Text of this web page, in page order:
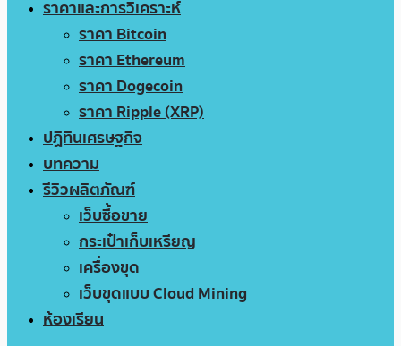
ราคาและการวิเคราะห์
ราคา Bitcoin
ราคา Ethereum
ราคา Dogecoin
ราคา Ripple (XRP)
ปฏิทินเศรษฐกิจ
บทความ
รีวิวผลิตภัณฑ์
เว็บซื้อขาย
กระเป๋าเก็บเหรียญ
เครื่องขุด
เว็บขุดแบบ Cloud Mining
ห้องเรียน